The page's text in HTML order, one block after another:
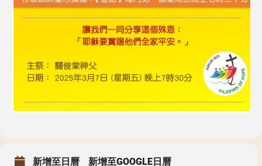
新增至日曆 新增至GOOGLE日曆